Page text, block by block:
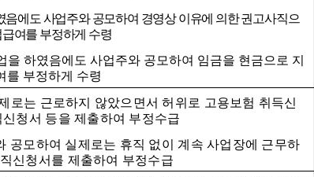
음에도 사업주와 공모하여 경영상 이유에 의한 권고사직으
여를 부정하게 수령
을 하였음에도 사업주와 공모하여 임금을 현금으로 지
를 부정하게 수령
로는 근로하지 않았으면서 허위로 고용보험 취득신
청서 등을 제출하여 부정수급
공모하여 실제로는 휴직 없이 계속 사업장에 근무하
신청서를 제출하여 부정수급